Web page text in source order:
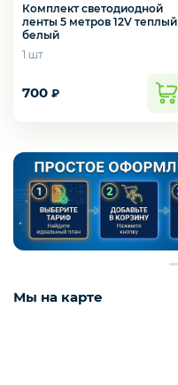
Комплект светодиодной
ленты 5 метров 12V теплый
белый
1 шт
700 ₽
Мы на карте